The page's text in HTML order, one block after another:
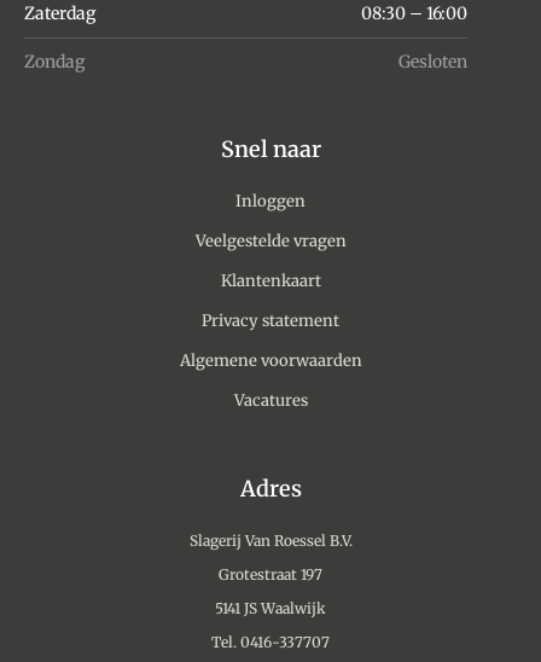
Zaterdag
08:30 – 16:00
Zondag Gesloten
Snel naar
Inloggen
Veelgestelde vragen
Klantenkaart
Privacy statement
Algemene voorwaarden
Vacatures
Adres
Slagerij Van Roessel B.V.
Grotestraat 197
5141 JS Waalwijk
Tel. 0416-337707